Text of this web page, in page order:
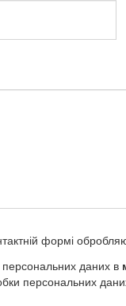
формі
даних в
персональних